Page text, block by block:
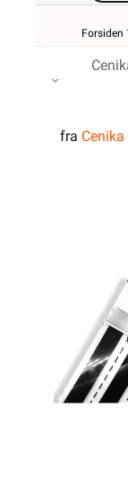
Forsiden
fra Cenika